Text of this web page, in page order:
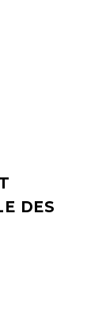
DES